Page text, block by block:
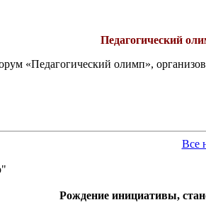
Педагогический
«Педагогический олимп»,
Все
Рождение инициативы,